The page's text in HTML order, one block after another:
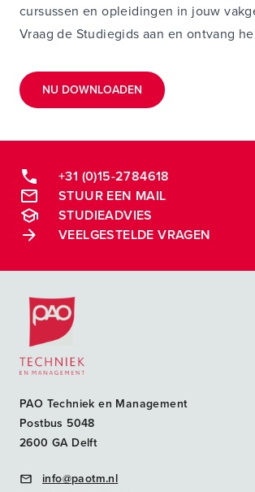
cursussen en opleidingen in jouw
Vraag de Studiegids aan en ontvang
NU DOWNLOADEN
+31 (0)15-2784618
STUUR EEN MAIL
STUDIEADVIES
VEELGESTELDE VRAGEN
Postacademische cursussen,
PAO Techniek en Management
Postbus 5048
2600 GA Delft
info@paotm.nl